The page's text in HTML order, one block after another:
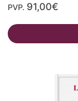
PVP. 91,00€